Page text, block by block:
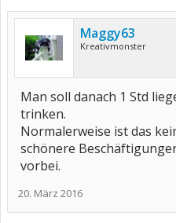
Maggy63
Kreativmonster
Man soll danach 1 Std
trinken.
Normalerweise ist das
schönere
vorbei.
20. März 2016